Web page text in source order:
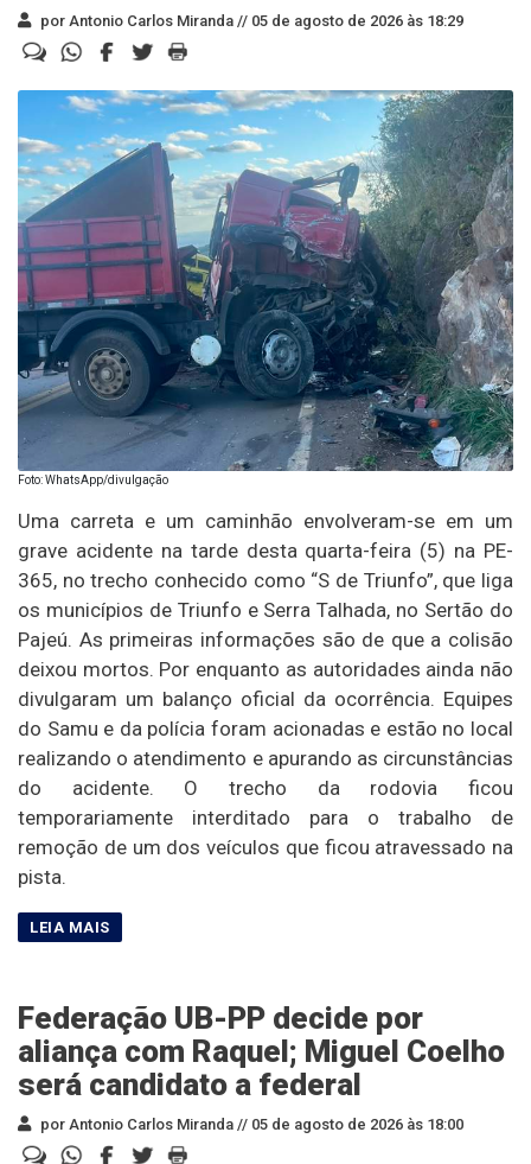
por Antonio Carlos Miranda // 05 de agosto de 2026 às 18:29
Foto: WhatsApp/divulgação
Uma carreta e um caminhão envolveram-se em um
grave acidente na tarde desta quarta-feira (5) na PE-
365, no trecho conhecido como “S de Triunfo”, que liga
os municípios de Triunfo e Serra Talhada, no Sertão do
Pajeú. As primeiras informações são de que a colisão
deixou mortos. Por enquanto as autoridades ainda não
divulgaram um balanço oficial da ocorrência. Equipes
do Samu e da polícia foram acionadas e estão no local
realizando o atendimento e apurando as circunstâncias
do acidente. O trecho da rodovia ficou
temporariamente interditado para o trabalho de
remoção de um dos veículos que ficou atravessado na
pista.
Federação UB-PP decide por
aliança com Raquel; Miguel Coelho
será candidato a federal
por Antonio Carlos Miranda // 05 de agosto de 2026 às 18:00